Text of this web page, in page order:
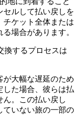
セルして払い戻しを
チケット全体または
場合があります。
換するプロセスは
が大幅な遅延のため
した場合、彼らは払
ん。この払い戻し
ていない旅の一部の